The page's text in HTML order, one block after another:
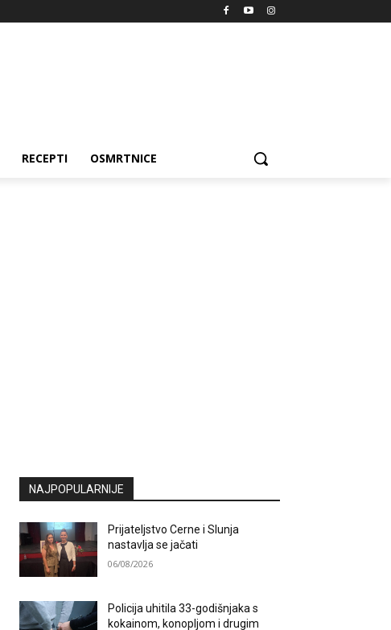
RECEPTI OSMRTNICE
NAJPOPULARNIJE
Prijateljstvo Cerne i Slunja
nastavlja se jačati
06/08/2026
Policija uhitila 33-godišnjaka s
kokainom, konopljom i drugim